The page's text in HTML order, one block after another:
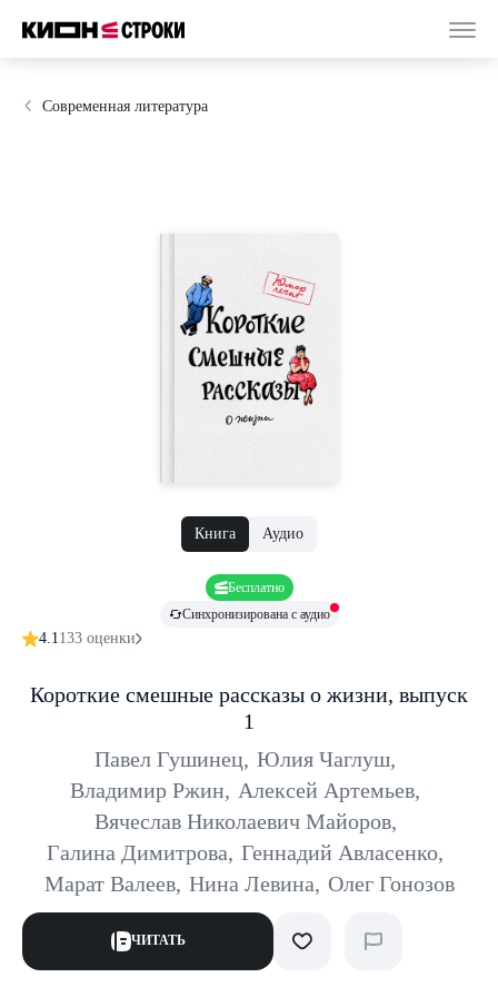
Современная литература
Книга Аудио
Бесплатно
Синхронизирована с аудио
4.1133 оценки
Короткие смешные рассказы о жизни, выпуск
1
Павел Гушинец, Юлия Чаглуш,
Владимир Ржин, Алексей Артемьев,
Вячеслав Николаевич Майоров,
Галина Димитрова, Геннадий Авласенко,
Марат Валеев, Нина Левина, Олег Гонозов
ЧИТАТЬ